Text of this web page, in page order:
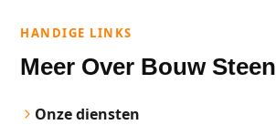
HANDIGE LINKS
Meer Over Bouw Steen
Onze diensten